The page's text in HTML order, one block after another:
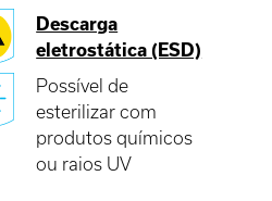
Descarga
eletrostática (ESD)
Possível de
esterilizar com
produtos químicos
ou raios UV